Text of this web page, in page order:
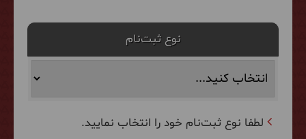
نوع ثبت‌نام
لطفا نوع ثبت‌نام خود را انتخاب نمایید.